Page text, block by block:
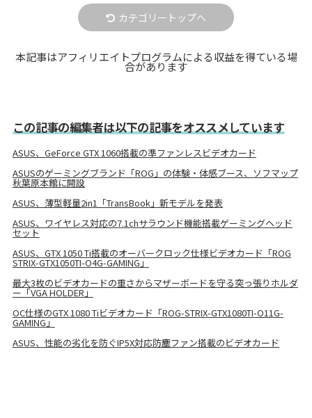
カテゴリートップへ
本記事はアフィリエイトプログラムによる収益を得ている場
合があります
この記事の編集者は以下の記事をオススメしています
ASUS、GeForce GTX 1060搭載の準ファンレスビデオカード
ASUSのゲーミングブランド「ROG」の体験・体感ブース、ソフマップ
秋葉原本館に開設
ASUS、薄型軽量2in1「TransBook」新モデルを発表
ASUS、ワイヤレス対応の7.1chサラウンド機能搭載ゲーミングヘッド
セット
ASUS、GTX 1050 Ti搭載のオーバークロック仕様ビデオカード「ROG
STRIX-GTX1050TI-O4G-GAMING」
最大3枚のビデオカードの重さからマザーボードを守る突っ張りホルダ
ー「VGA HOLDER」
OC仕様のGTX 1080 Tiビデオカード「ROG-STRIX-GTX1080TI-O11G-
GAMING」
ASUS、性能の劣化を防ぐIP5X対応防塵ファン搭載のビデオカード